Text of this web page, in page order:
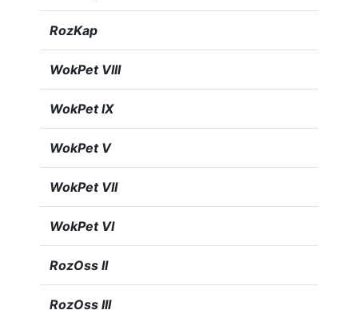
RozKap
WokPet VIII
WokPet IX
WokPet V
WokPet VII
WokPet VI
RozOss II
RozOss III